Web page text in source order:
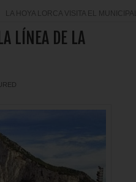
LA HOYA LORCA VISITA EL MUNICIPAL
LÍNEA DE LA